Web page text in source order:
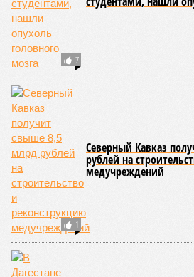
7
1
Северный Кавказ
рублей на
медучреждений